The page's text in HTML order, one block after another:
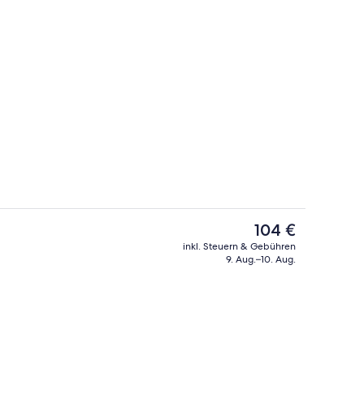
Außenbereich
Der
aktuelle
Preis
104 €
inkl. Steuern & Gebühren
9. Aug.–10. Aug.